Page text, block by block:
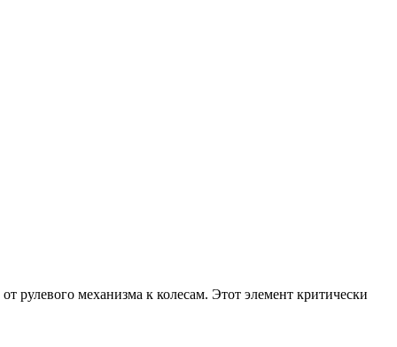
рулевого механизма к колесам. Этот элемент критически